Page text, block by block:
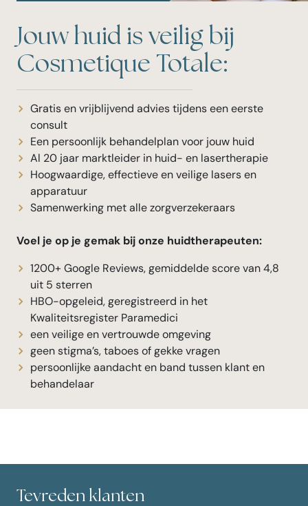
Jouw huid is veilig bij
Cosmetique Totale:
Gratis en vrijblijvend advies tijdens een eerste
consult
Een persoonlijk behandelplan voor jouw huid
Al 20 jaar marktleider in huid- en lasertherapie
Hoogwaardige, effectieve en veilige lasers en
apparatuur
Samenwerking met alle zorgverzekeraars
Voel je op je gemak bij onze huidtherapeuten:
1200+ Google Reviews, gemiddelde score van 4,8
uit 5 sterren
HBO-opgeleid, geregistreerd in het
Kwaliteitsregister Paramedici
een veilige en vertrouwde omgeving
geen stigma’s, taboes of gekke vragen
persoonlijke aandacht en band tussen klant en
behandelaar
Tevreden klanten